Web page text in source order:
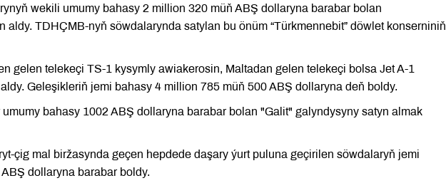
wekili umumy bahasy 2 million 320 müň ABŞ dollaryna barabar bolan
aldy. TDHÇMB-nyň söwdalarynda satylan bu önüm “Türkmennebit” döwlet konserniniň
gelen telekeçi TS-1 kysymly awiakerosin, Maltadan gelen telekeçi bolsa Jet A-1
Geleşikleriň jemi bahasy 4 million 785 müň 500 ABŞ dollaryna deň boldy.
bahasy 1002 ABŞ dollaryna barabar bolan "Galit" galyndysyny satyn almak
çig mal biržasynda geçen hepdede daşary ýurt puluna geçirilen söwdalaryň jemi
dollaryna barabar boldy.